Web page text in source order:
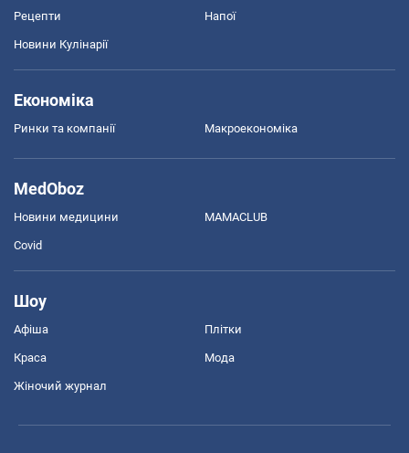
Рецепти Напої
Новини Кулінарії
Економіка
Ринки та компанії Макроекономіка
MedOboz
Новини медицини MAMACLUB
Covid
Шоу
Афіша Плітки
Краса Мода
Жіночий журнал